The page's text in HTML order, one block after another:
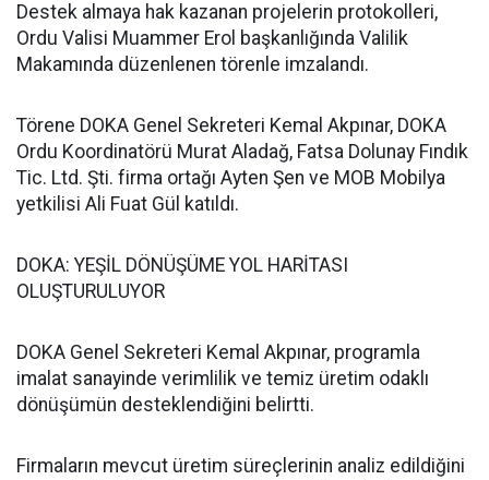
Destek almaya hak kazanan projelerin protokolleri,
Ordu Valisi Muammer Erol başkanlığında Valilik
Makamında düzenlenen törenle imzalandı.
Törene DOKA Genel Sekreteri Kemal Akpınar, DOKA
Ordu Koordinatörü Murat Aladağ, Fatsa Dolunay Fındık
Tic. Ltd. Şti. firma ortağı Ayten Şen ve MOB Mobilya
yetkilisi Ali Fuat Gül katıldı.
DOKA: YEŞİL DÖNÜŞÜME YOL HARİTASI
OLUŞTURULUYOR
DOKA Genel Sekreteri Kemal Akpınar, programla
imalat sanayinde verimlilik ve temiz üretim odaklı
dönüşümün desteklendiğini belirtti.
Firmaların mevcut üretim süreçlerinin analiz edildiğini